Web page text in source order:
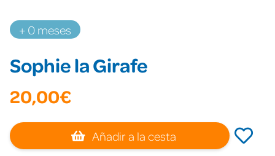
+ 0 meses
Sophie la Girafe
20,00€
Añadir a la cesta